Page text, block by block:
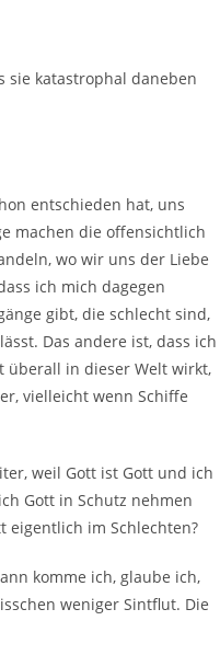
sie katastrophal daneben
entschieden hat, uns
machen die offensichtlich
wo wir uns der Liebe
ich mich dagegen
gibt, die schlecht sind,
Das andere ist, dass ich
überall in dieser Welt wirkt,
vielleicht wenn Schiffe
weil Gott ist Gott und ich
Gott in Schutz nehmen
eigentlich im Schlechten?
komme ich, glaube ich,
weniger Sintflut. Die